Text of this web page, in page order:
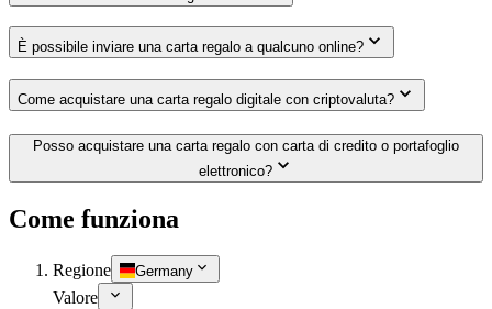
È possibile inviare una carta regalo a qualcuno online?
Come acquistare una carta regalo digitale con criptovaluta?
Posso acquistare una carta regalo con carta di credito o portafoglio
elettronico?
Come funziona
Regione Germany
Valore